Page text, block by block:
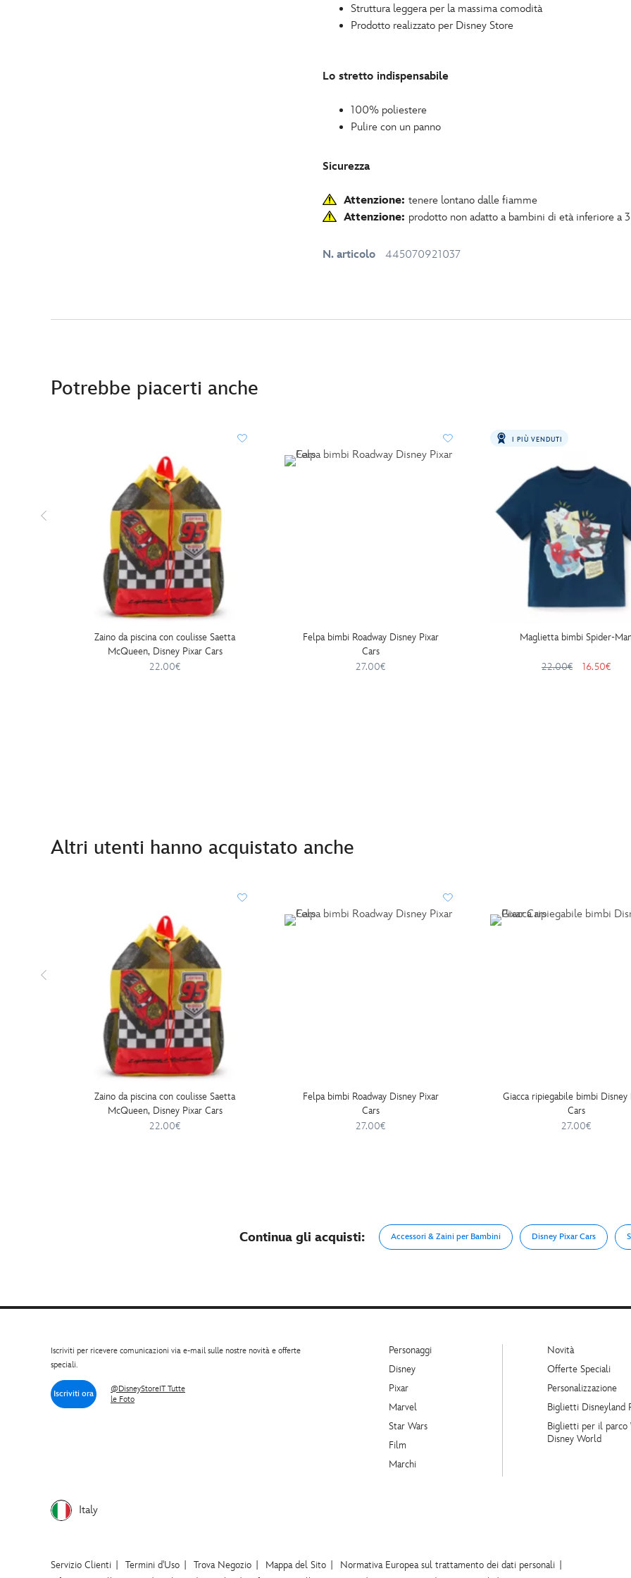
Struttura leggera per la massima comodità
Prodotto realizzato per Disney Store
Lo stretto indispensabile
100% poliestere
Pulire con un panno
Sicurezza
Attenzione: tenere lontano dalle fiamme
Attenzione: prodotto non adatto a bambini di età inferiore a
N. articolo 445070921037
Potrebbe piacerti anche
Zaino da piscina con coulisse Saetta
McQueen, Disney Pixar Cars
22.00€
Felpa bimbi Roadway Disney Pixar
Cars
27.00€
I PIÙ VENDUTI
Maglietta bimbi Spider-
22.00€ 16.50€
Altri utenti hanno acquistato anche
Zaino da piscina con coulisse Saetta
McQueen, Disney Pixar Cars
22.00€
Felpa bimbi Roadway Disney Pixar
Cars
27.00€
Giacca ripiegabile bimbi Disney
Cars
27.00€
Continua gli acquisti: Accessori & Zaini per Bambini Disney Pixar Cars
Iscriviti per ricevere comunicazioni via e-mail sulle nostre novità e offerte
speciali.
Iscriviti ora
@DisneyStoreIT Tutte
le Foto
Italy
Personaggi
Disney
Pixar
Marvel
Star Wars
Film
Marchi
Novità
Offerte Speciali
Personalizzazione
Biglietti Disneyland
Biglietti per il parco
Disney World
Servizio Clienti Termini d'Uso Trova Negozio Mappa del Sito
Normativa Europea sul trattamento dei dati personali